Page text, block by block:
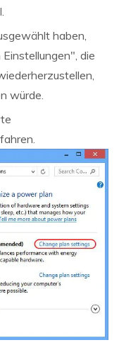
haben,
die
würde.